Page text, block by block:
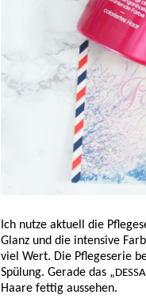
Ich nutze aktuell die
Glanz und die intensive
viel Wert. Die Pflegeserie
Spülung. Gerade das „
Haare fettig aussehen.